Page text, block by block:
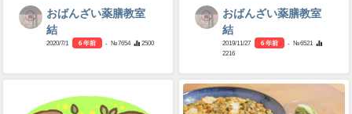
おばんざい薬膳教室
結
2020/7/1 6 年前 - №7654 2500
おばんざい薬膳教室
結
2019/11/27 6 年前
- №6521
2216